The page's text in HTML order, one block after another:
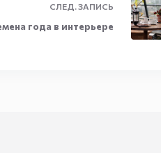
СЛЕД.ЗАПИСЬ
года в интерьере